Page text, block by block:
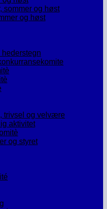
sommer og høst
og høst
trivsel og velvære
aktivitet
og styret